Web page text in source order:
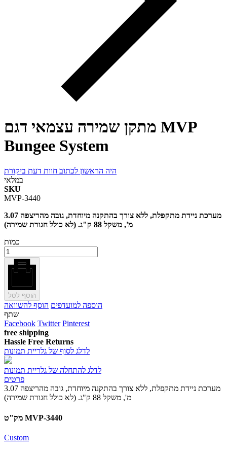
מתקן שמירה עצמאי דגם MVP
Bungee System
היה הראשון לכתוב חוות דעת ביקורת
במלאי
SKU
MVP-3440
מערכת ניידת מתקפלת, ללא צורך בהתקנה מיוחדת, גובה מהריצפה 3.07
מ', משקל 88 ק"ג. (לא כולל חגורת שמירה)
כמות
הוסף לסל
הוספה למועדפים הוסף להשוואה
שתף
Facebook Twitter Pinterest
free shipping
Hassle Free Returns
לדלג לסוף של גלריית תמונות
לדלג להתחלה של גלריית תמונות
פרטים
מערכת ניידת מתקפלת, ללא צורך בהתקנה מיוחדת, גובה מהריצפה 3.07
מ', משקל 88 ק"ג. (לא כולל חגורת שמירה)
מק"ט MVP-3440
Custom